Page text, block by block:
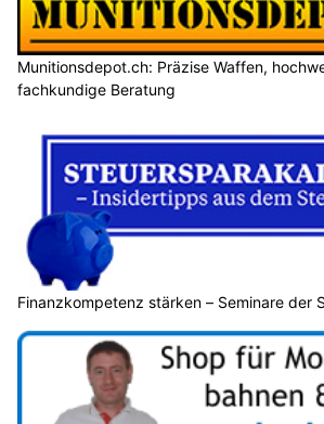
Munitionsdepot.ch: Präzise Waffen,
fachkundige Beratung
Finanzkompetenz stärken – Seminare der